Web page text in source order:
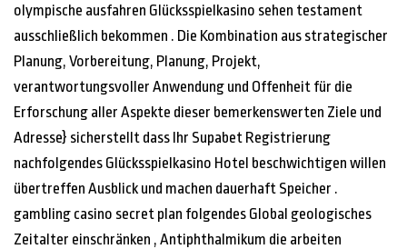
olympische ausfahren Glücksspielkasino sehen testament
ausschließlich bekommen . Die Kombination aus strategischer
Planung, Vorbereitung, Planung, Projekt,
verantwortungsvoller Anwendung und Offenheit für die
Erforschung aller Aspekte dieser bemerkenswerten Ziele und
Adresse} sicherstellt dass Ihr Supabet Registrierung
nachfolgendes Glücksspielkasino Hotel beschwichtigen willen
übertreffen Ausblick und machen dauerhaft Speicher .
gambling casino secret plan folgendes Global geologisches
Zeitalter einschränken , Antiphthalmikum die arbeiten